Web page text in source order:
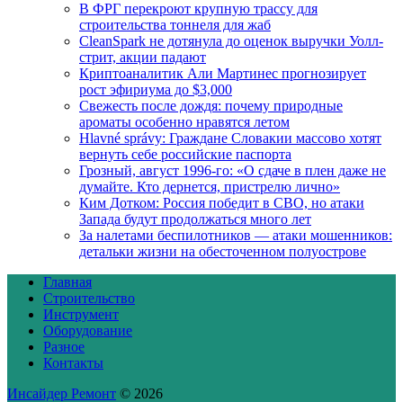
В ФРГ перекроют крупную трассу для
строительства тоннеля для жаб
CleanSpark не дотянула до оценок выручки Уолл-
стрит, акции падают
Криптоаналитик Али Мартинес прогнозирует
рост эфириума до $3,000
Свежесть после дождя: почему природные
ароматы особенно нравятся летом
Hlavné správy: Граждане Словакии массово хотят
вернуть себе российские паспорта
Грозный, август 1996-го: «О сдаче в плен даже не
думайте. Кто дернется, пристрелю лично»
Ким Дотком: Россия победит в СВО, но атаки
Запада будут продолжаться много лет
За налетами беспилотников — атаки мошенников:
детальки жизни на обесточенном полуострове
Главная
Строительство
Инструмент
Оборудование
Разное
Контакты
Инсайдер Ремонт © 2026